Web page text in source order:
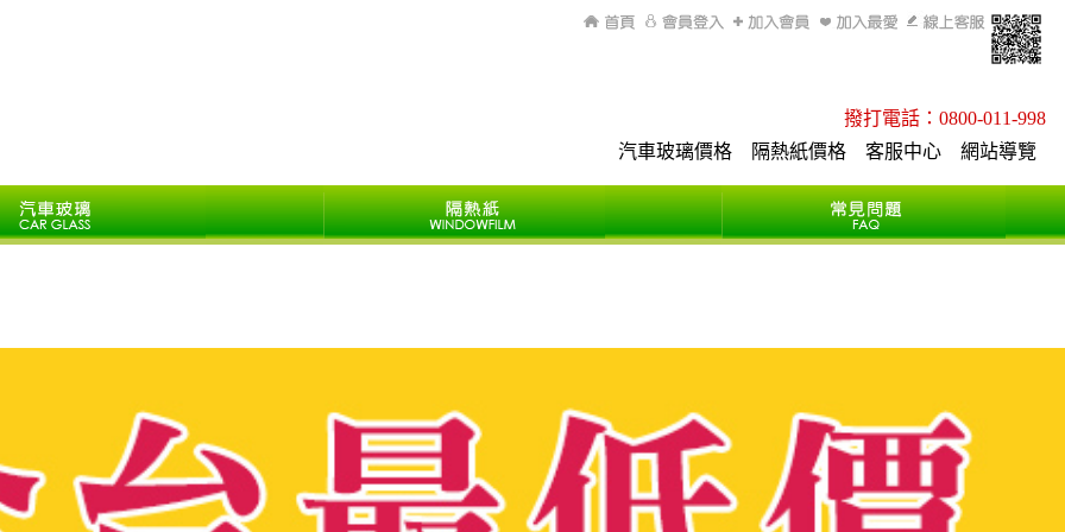
回首頁 會員登入 加入會員 加入最愛 線上客服
撥打電話：0800-011-998
汽車玻璃價格
隔熱紙價格 客服中心 網站導覽